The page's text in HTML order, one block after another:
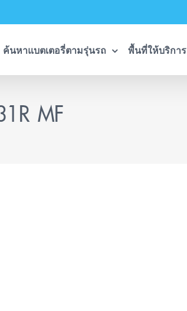
ค้นหาแบตเตอรี่ตามรุ่นรถ พื้นที่ให้บริการ
MF